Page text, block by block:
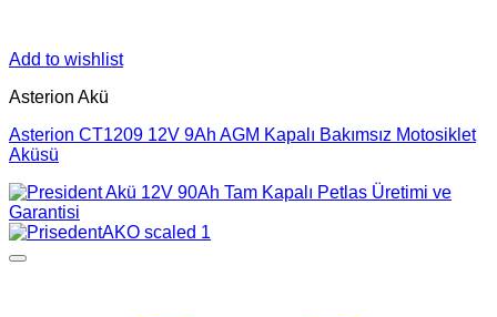
Add to wishlist
Asterion Akü
Asterion CT1209 12V 9Ah AGM Kapalı Bakımsız Motosiklet
Aküsü